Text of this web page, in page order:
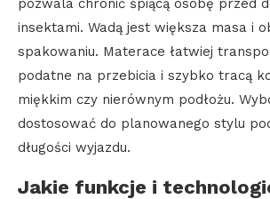
insektami. Wadą jest większa masa i
spakowaniu. Materace łatwiej
podatne na przebicia i szybko tracą
miękkim czy nierównym podłożu.
dostosować do planowanego stylu
długości wyjazdu.
Jakie funkcje i